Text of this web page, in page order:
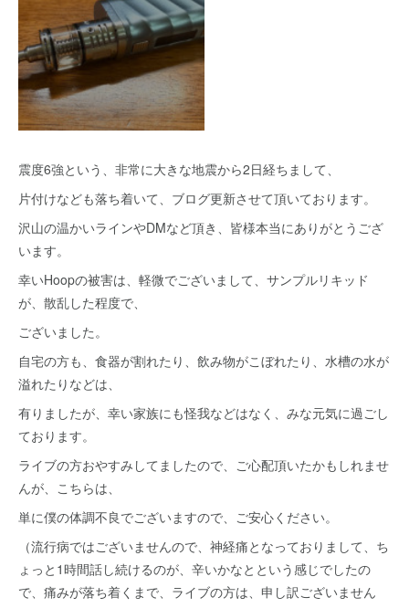
震度6強という、非常に大きな地震から2日経ちまして、
片付けなども落ち着いて、ブログ更新させて頂いております。
沢山の温かいラインやDMなど頂き、皆様本当にありがとうござ
います。
幸いHoopの被害は、軽微でございまして、サンプルリキッド
が、散乱した程度で、
ございました。
自宅の方も、食器が割れたり、飲み物がこぼれたり、水槽の水が
溢れたりなどは、
有りましたが、幸い家族にも怪我などはなく、みな元気に過ごし
ております。
ライブの方おやすみしてましたので、ご心配頂いたかもしれませ
んが、こちらは、
単に僕の体調不良でございますので、ご安心ください。
（流行病ではございませんので、神経痛となっておりまして、ち
ょっと1時間話し続けるのが、辛いかなとという感じでしたの
で、痛みが落ち着くまで、ライブの方は、申し訳ございません